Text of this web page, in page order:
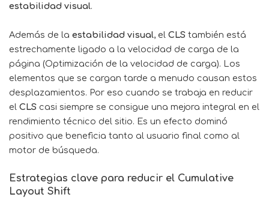
estabilidad visual.
Además de la estabilidad visual, el CLS también está
estrechamente ligado a la velocidad de carga de la
página (Optimización de la velocidad de carga). Los
elementos que se cargan tarde a menudo causan estos
desplazamientos. Por eso cuando se trabaja en reducir
el CLS casi siempre se consigue una mejora integral en el
rendimiento técnico del sitio. Es un efecto dominó
positivo que beneficia tanto al usuario final como al
motor de búsqueda.
Estrategias clave para reducir el Cumulative
Layout Shift